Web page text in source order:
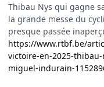
Thibau Nys qui gagne
la grande messe du
presque passée
https://www.rtbf.be/
victoire-en-2025-
miguel-indurain-